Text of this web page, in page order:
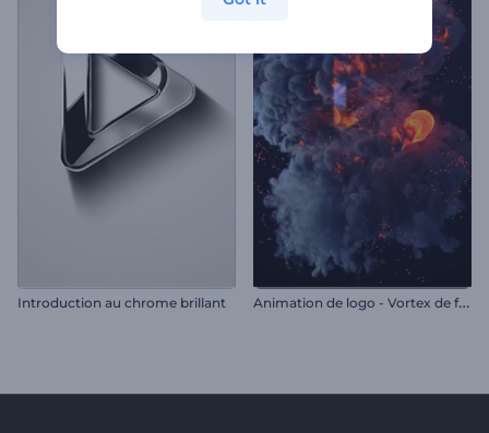
Introduction au chrome brillant A
nimation de logo - Vortex de feu